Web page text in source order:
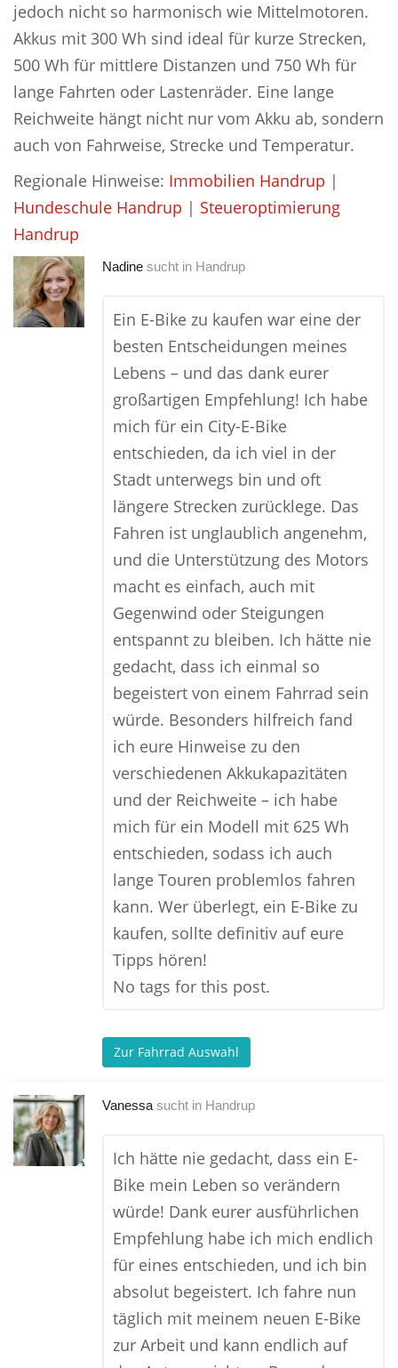
jedoch nicht so harmonisch wie Mittelmotoren.
Akkus mit 300 Wh sind ideal für kurze Strecken,
500 Wh für mittlere Distanzen und 750 Wh für
lange Fahrten oder Lastenräder. Eine lange
Reichweite hängt nicht nur vom Akku ab, sondern
auch von Fahrweise, Strecke und Temperatur.
Regionale Hinweise: Immobilien Handrup |
Hundeschule Handrup | Steueroptimierung
Handrup
Nadine sucht in Handrup
Ein E-Bike zu kaufen war eine der
besten Entscheidungen meines
Lebens – und das dank eurer
großartigen Empfehlung! Ich habe
mich für ein City-E-Bike
entschieden, da ich viel in der
Stadt unterwegs bin und oft
längere Strecken zurücklege. Das
Fahren ist unglaublich angenehm,
und die Unterstützung des Motors
macht es einfach, auch mit
Gegenwind oder Steigungen
entspannt zu bleiben. Ich hätte nie
gedacht, dass ich einmal so
begeistert von einem Fahrrad sein
würde. Besonders hilfreich fand
ich eure Hinweise zu den
verschiedenen Akkukapazitäten
und der Reichweite – ich habe
mich für ein Modell mit 625 Wh
entschieden, sodass ich auch
lange Touren problemlos fahren
kann. Wer überlegt, ein E-Bike zu
kaufen, sollte definitiv auf eure
Tipps hören!
No tags for this post.
Zur Fahrrad Auswahl
Vanessa sucht in Handrup
Ich hätte nie gedacht, dass ein E-
Bike mein Leben so verändern
würde! Dank eurer ausführlichen
Empfehlung habe ich mich endlich
für eines entschieden, und ich bin
absolut begeistert. Ich fahre nun
täglich mit meinem neuen E-Bike
zur Arbeit und kann endlich auf